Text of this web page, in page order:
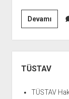
DevamıEmin
Turan’ı
Menü
TÜSTAV
TÜSTAV